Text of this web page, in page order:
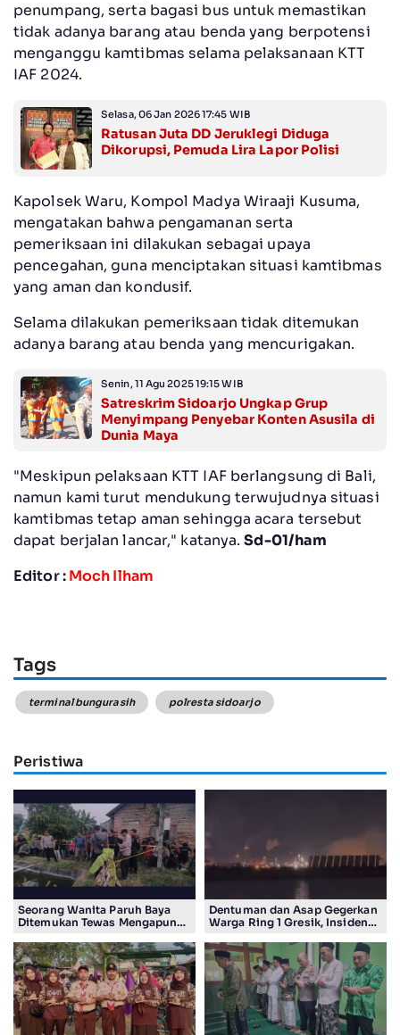
penumpang, serta bagasi bus untuk memastikan
tidak adanya barang atau benda yang berpotensi
menganggu kamtibmas selama pelaksanaan KTT
IAF 2024.
Selasa, 06 Jan 2026 17:45 WIB
Ratusan Juta DD Jeruklegi Diduga
Dikorupsi, Pemuda Lira Lapor Polisi
Kapolsek Waru, Kompol Madya Wiraaji Kusuma,
mengatakan bahwa pengamanan serta
pemeriksaan ini dilakukan sebagai upaya
pencegahan, guna menciptakan situasi kamtibmas
yang aman dan kondusif.
Selama dilakukan pemeriksaan tidak ditemukan
adanya barang atau benda yang mencurigakan.
Senin, 11 Agu 2025 19:15 WIB
Satreskrim Sidoarjo Ungkap Grup
Menyimpang Penyebar Konten Asusila di
Dunia Maya
"Meskipun pelaksaan KTT IAF berlangsung di Bali,
namun kami turut mendukung terwujudnya situasi
kamtibmas tetap aman sehingga acara tersebut
dapat berjalan lancar," katanya.Sd-01/ham
Editor :Moch Ilham
Tags
terminal bungurasih polresta sidoarjo
Peristiwa
Seorang Wanita Paruh Baya
Ditemukan Tewas Mengapung
Dentuman dan Asap Gegerkan
Warga Ring 1 Gresik, Insiden
Smelting